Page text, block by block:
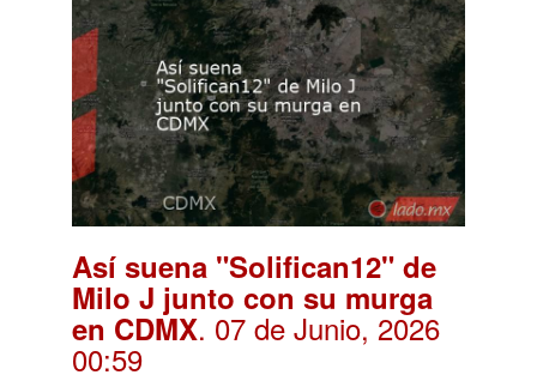
Así suena "Solifican12" de
Milo J junto con su murga
en CDMX. 07 de Junio, 2026
00:59